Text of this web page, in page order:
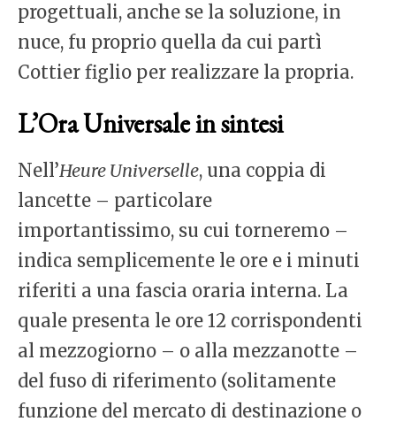
progettuali, anche se la soluzione, in
nuce, fu proprio quella da cui partì
Cottier figlio per realizzare la propria.
L’Ora Universale in sintesi
Nell’Heure Universelle, una coppia di
lancette – particolare
importantissimo, su cui torneremo –
indica semplicemente le ore e i minuti
riferiti a una fascia oraria interna. La
quale presenta le ore 12 corrispondenti
al mezzogiorno – o alla mezzanotte –
del fuso di riferimento (solitamente
funzione del mercato di destinazione o